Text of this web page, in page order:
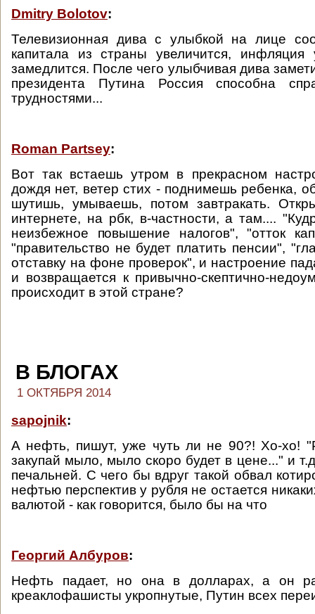
Dmitry Bolotov:
Телевизионная дива с улыбкой на лице
капитала из страны увеличится,
замедлится. После чего улыбчивая дива
президента Путина Россия способна
трудностями...
Roman Partsey:
Вот так встаешь утром в прекрасном
дождя нет, ветер стих - поднимешь ребенка,
шутишь, умываешь, потом завтракать.
интернете, на рбк, в-частности, а там....
неизбежное повышение налогов", "отток
"правительство не будет платить пенсии",
отставку на фоне проверок", и настроение
и возвращается к привычно-скептично-
происходит в этой стране?
В БЛОГАХ
1 ОКТЯБРЯ 2014
sapojnik:
А нефть, пишут, уже чуть ли не 90?! Хо-хо!
закупай мыло, мыло скоро будет в цене..." и
печальней. С чего бы вдруг такой обвал
нефтью перспектив у рубля не остается
валютой - как говорится, было бы на что
Георгий Албуров:
Нефть падает, но она в долларах, а он
креаклофашисты укропнутые, Путин всех